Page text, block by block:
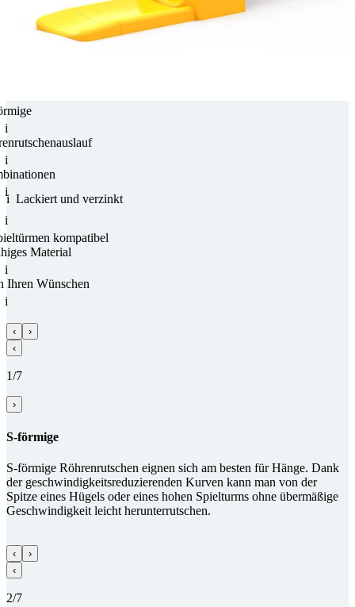
i
i
i
i Lackiert und verzinkt
i
kompatibel
i
Material
i
Ihren Wünschen
‹
›
‹
1/7
›
S-förmige
S-förmige Röhrenrutschen eignen sich am besten für Hänge. Dank
der geschwindigkeitsreduzierenden Kurven kann man von der
Spitze eines Hügels oder eines hohen Spielturms ohne übermäßige
Geschwindigkeit leicht herunterrutschen.
‹
›
‹
2/7